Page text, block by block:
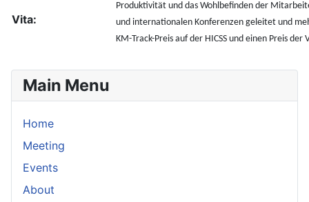
Main Menu
Home
Meeting
Events
About
Vita:
Produktivität und das Wohlbefinden der
und internationalen Konferenzen geleitet und
KM-Track-Preis auf der HICSS und einen Preis